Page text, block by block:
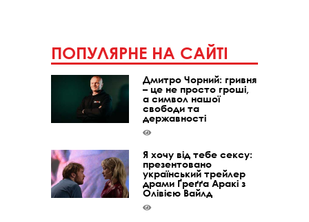
ПОПУЛЯРНЕ НА САЙТІ
Дмитро Чорний: гривня
– це не просто гроші,
а символ нашої
свободи та
державності
Я хочу від тебе сексу:
презентовано
український трейлер
драми Ґреґґа Аракі з
Олівією Вайлд